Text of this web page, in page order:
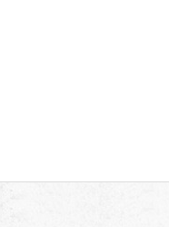
politica di recesso qui Si
tutte le informazioni qui!